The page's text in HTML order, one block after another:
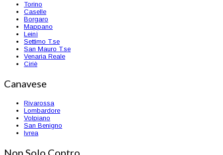
Torino
Caselle
Borgaro
Mappano
Leinì
Settimo T.se
San Mauro T.se
Venaria Reale
Ciriè
Canavese
Rivarossa
Lombardore
Volpiano
San Benigno
Ivrea